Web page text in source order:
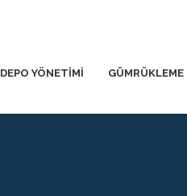
DEPO YÖNETİMİ GÜMRÜKLEME